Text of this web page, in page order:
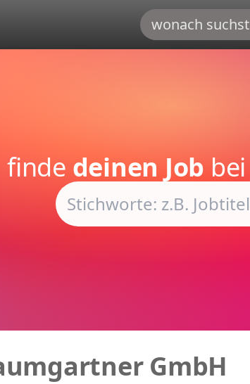
finde deinen Jobbei
GmbH